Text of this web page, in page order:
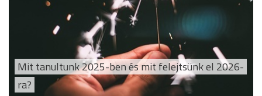
Mit tanultunk 2025-ben és mit felejtsünk el 2026-
ra?